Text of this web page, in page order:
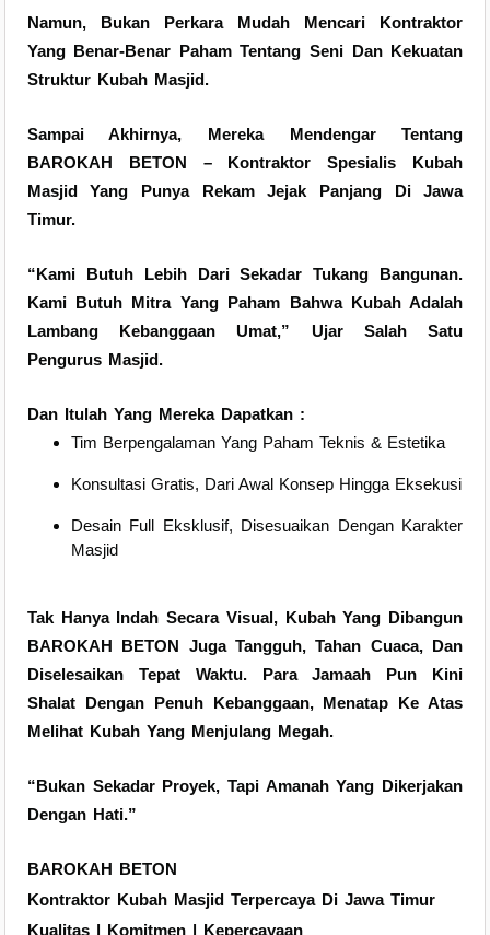
Namun, Bukan Perkara Mudah Mencari Kontraktor
Yang Benar-Benar Paham Tentang Seni Dan Kekuatan
Struktur Kubah Masjid.
Sampai Akhirnya, Mereka Mendengar Tentang
BAROKAH BETON – Kontraktor Spesialis Kubah
Masjid Yang Punya Rekam Jejak Panjang Di Jawa
Timur.
“Kami Butuh Lebih Dari Sekadar Tukang Bangunan.
Kami Butuh Mitra Yang Paham Bahwa Kubah Adalah
Lambang Kebanggaan Umat,” Ujar Salah Satu
Pengurus Masjid.
Dan Itulah Yang Mereka Dapatkan :
Tim Berpengalaman Yang Paham Teknis & Estetika
Konsultasi Gratis, Dari Awal Konsep Hingga Eksekusi
Desain Full Eksklusif, Disesuaikan Dengan Karakter
Masjid
Tak Hanya Indah Secara Visual, Kubah Yang Dibangun
BAROKAH BETON Juga Tangguh, Tahan Cuaca, Dan
Diselesaikan Tepat Waktu. Para Jamaah Pun Kini
Shalat Dengan Penuh Kebanggaan, Menatap Ke Atas
Melihat Kubah Yang Menjulang Megah.
“Bukan Sekadar Proyek, Tapi Amanah Yang Dikerjakan
Dengan Hati.”
BAROKAH BETON
Kontraktor Kubah Masjid Terpercaya Di Jawa Timur
Kualitas | Komitmen | Kepercayaan